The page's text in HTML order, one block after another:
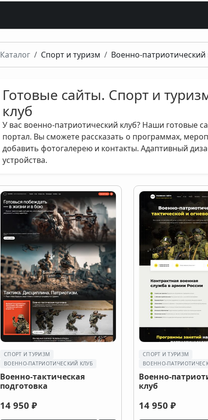
Каталог Спорт и туризм Военно-патриотический
Готовые сайты. Спорт и
клуб
У вас военно-патриотический клуб? Наши готовые
портал. Вы сможете рассказать о программах,
добавить фотогалерею и контакты. Адаптивный
устройства.
СПОРТ И ТУРИЗМ
ВОЕННО-ПАТРИОТИЧЕСКИЙ КЛУБ
Военно-тактическая
подготовка
14 950 ₽
СПОРТ И ТУРИЗМ
ВОЕННО-
Военно-
клуб
14 950 ₽